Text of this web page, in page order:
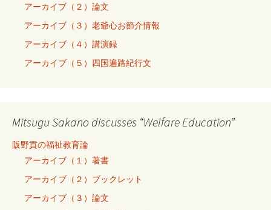
アーカイブ（２）論文
アーカイブ（３）老爺心お節介情報
アーカイブ（４）講演録
アーカイブ（５）四国遍路紀行文
Mitsugu Sakano discusses “Welfare Education”
阪野貢の福祉教育論
アーカイブ（１）著書
アーカイブ（２）ブックレット
アーカイブ（３）論文